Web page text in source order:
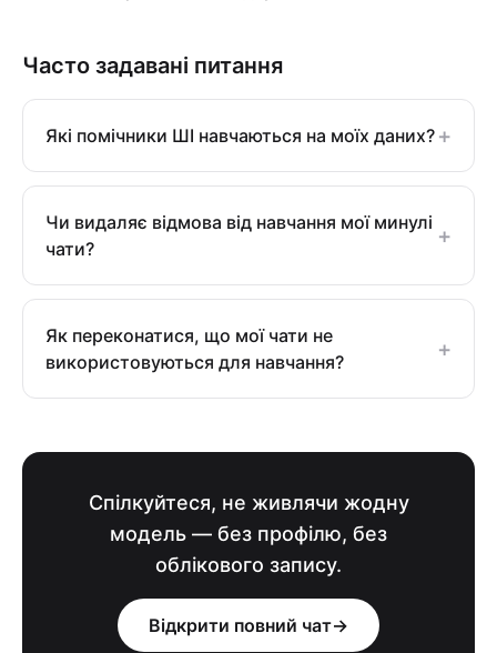
Часто задавані питання
Які помічники ШІ навчаються на моїх даних? +
Чи видаляє відмова від навчання мої минулі
чати?
+
Як переконатися, що мої чати не
використовуються для навчання?
+
Спілкуйтеся, не живлячи жодну
модель — без профілю, без
облікового запису.
Відкрити повний чат→